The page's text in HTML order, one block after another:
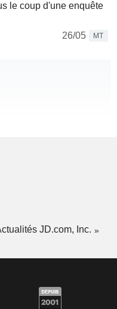
le coup d'une enquête
26/05
MT
JD.com, Inc.